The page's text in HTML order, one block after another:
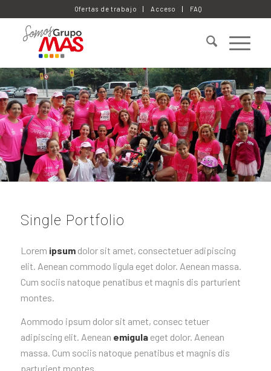
Ofertas de trabajo Acceso FAQ
Single Portfolio
Lorem ipsumdolor sit amet, consectetuer adipiscing
elit. Aenean commodo ligula eget dolor. Aenean massa.
Cum sociis natoque penatibus et magnis dis parturient
montes.
Aommodo ipsum dolor sit amet, consec tetuer
adipiscing elit. Aenean emigulaeget dolor. Aenean
massa. Cum sociis natoque penatibus et magnis dis
parturient montes.